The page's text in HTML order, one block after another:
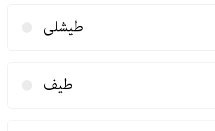
طیشلی
طیف